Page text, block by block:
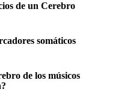
de un Cerebro
somáticos
de los músicos